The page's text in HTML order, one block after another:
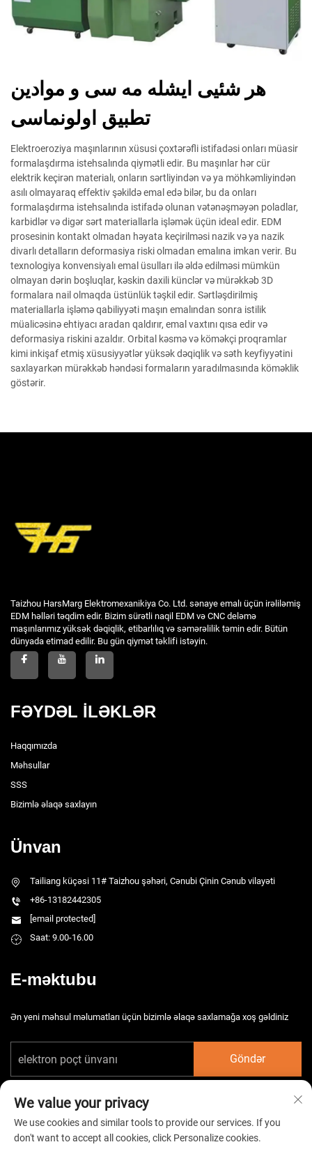
هر شئیی ایشله مه سی و موادین
تطبیق اولونماسی
Elektroeroziya maşınlarının xüsusi çoxtərəfli istifadəsi onları müasir
formalaşdırma istehsalında qiymətli edir. Bu maşınlar hər cür
elektrik keçirən materialı, onların sərtliyindən və ya möhkəmliyindən
asılı olmayaraq effektiv şəkildə emal edə bilər, bu da onları
formalaşdırma istehsalında istifadə olunan vətənəşməyən poladlar,
karbidlər və digər sərt materiallarla işləmək üçün ideal edir. EDM
prosesinin kontakt olmadan həyata keçirilməsi nazik və ya nazik
divarlı detalların deformasiya riski olmadan emalına imkan verir. Bu
texnologiya konvensiyalı emal üsulları ilə əldə edilməsi mümkün
olmayan dərin boşluqlar, kəskin daxili künclər və mürəkkəb 3D
formalara nail olmaqda üstünlük təşkil edir. Sərtləşdirilmiş
materiallarla işləmə qabiliyyəti maşın emalından sonra istilik
müalicəsinə ehtiyacı aradan qaldırır, emal vaxtını qısa edir və
deformasiya riskini azaldır. Orbital kəsmə və köməkçi proqramlar
kimi inkişaf etmiş xüsusiyyətlər yüksək dəqiqlik və səth keyfiyyətini
saxlayarkən mürəkkəb həndəsi formaların yaradılmasında köməklik
göstərir.
Taizhou HarsMarg Elektromexanikiya Co. Ltd. sənaye emalı üçün irəliləmiş
EDM həlləri təqdim edir. Bizim sürətli naqil EDM və CNC deləmə
maşınlarımız yüksək dəqiqlik, etibarlılıq və səmərəlilik təmin edir. Bütün
dünyada etimad edilir. Bu gün qiymət təklifi istəyin.
FƏYDƏL İLƏKLƏR
Haqqımızda
Məhsullar
SSS
Bizimlə əlaqə saxlayın
Ünvan
Tailiang küçəsi 11# Taizhou şəhəri, Cənubi Çinin Cənub vilayəti
+86-13182442305
[email protected]
Saat: 9.00-16.00
E-məktubu
Ən yeni məhsul məlumatları üçün bizimlə əlaqə saxlamağa xoş gəldiniz
Göndər
We value your privacy
We use cookies and similar tools to provide our services. If you
don't want to accept all cookies, click Personalize cookies.